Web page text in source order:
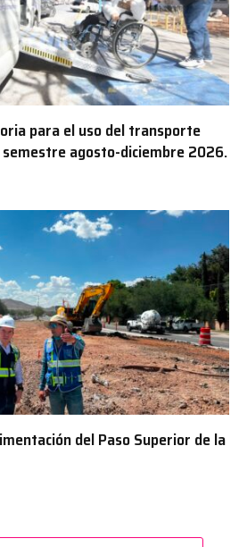
para el uso del transporte
agosto-diciembre 2026.
del Paso Superior de la